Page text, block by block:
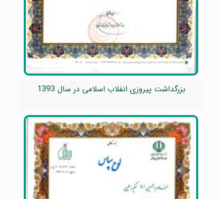
بزرگداشت پیروزی انفلاب اسلامی در سال 1393